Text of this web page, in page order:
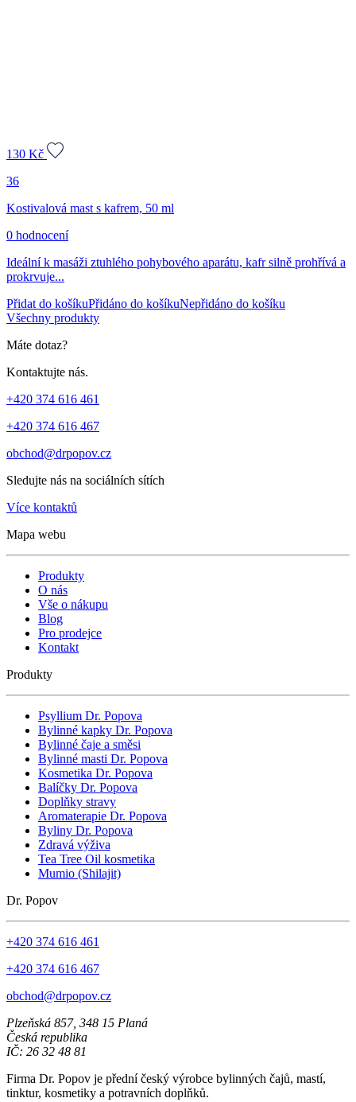
130 Kč
36
Kostivalová mast s kafrem, 50 ml
0 hodnocení
Ideální k masáži ztuhlého pohybového aparátu, kafr silně prohřívá a
prokrvuje...
Přidat do košíkuPřidáno do košíkuNepřidáno do košíku
Všechny produkty
Máte dotaz?
Kontaktujte nás.
+420 374 616 461
+420 374 616 467
obchod@drpopov.cz
Sledujte nás na sociálních sítích
Více kontaktů
Mapa webu
Produkty
O nás
Vše o nákupu
Blog
Pro prodejce
Kontakt
Produkty
Psyllium Dr. Popova
Bylinné kapky Dr. Popova
Bylinné čaje a směsi
Bylinné masti Dr. Popova
Kosmetika Dr. Popova
Balíčky Dr. Popova
Doplňky stravy
Aromaterapie Dr. Popova
Byliny Dr. Popova
Zdravá výživa
Tea Tree Oil kosmetika
Mumio (Shilajit)
Dr. Popov
+420 374 616 461
+420 374 616 467
obchod@drpopov.cz
Plzeňská 857, 348 15 Planá
Česká republika
IČ: 26 32 48 81
Firma Dr. Popov je přední český výrobce bylinných čajů, mastí,
tinktur, kosmetiky a potravních doplňků.